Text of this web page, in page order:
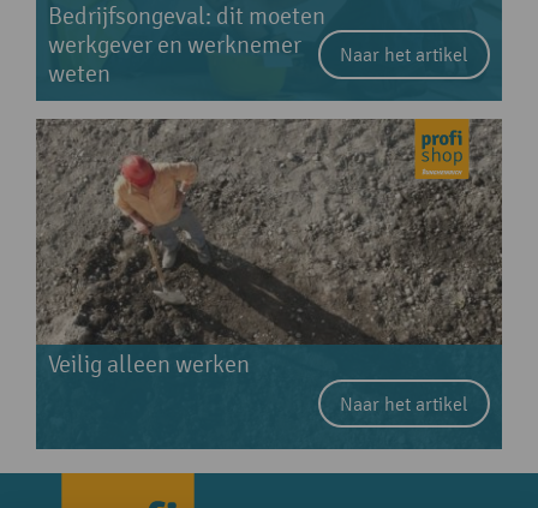
Bedrijfsongeval: dit moeten
werkgever en werknemer
weten
Naar het artikel
Veilig alleen werken
Naar het artikel